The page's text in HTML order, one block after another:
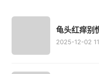
龟头红痒别
2025-12-02